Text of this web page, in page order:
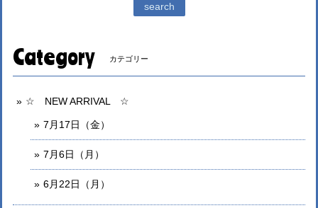
search
Category カテゴリー
☆ NEW ARRIVAL ☆
7月17日（金）
7月6日（月）
6月22日（月）